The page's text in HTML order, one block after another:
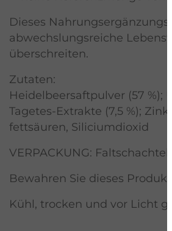
Dieses
abwechslungsreiche
überschreiten.
Zutaten:
Heidelbeersaftpulver (57 %);
Tagetes-Extrakte (7,5 %);
fettsäuren, Siliciumdioxid
VERPACKUNG: Faltschachtel
Bewahren Sie dieses
Kühl, trocken und vor Licht